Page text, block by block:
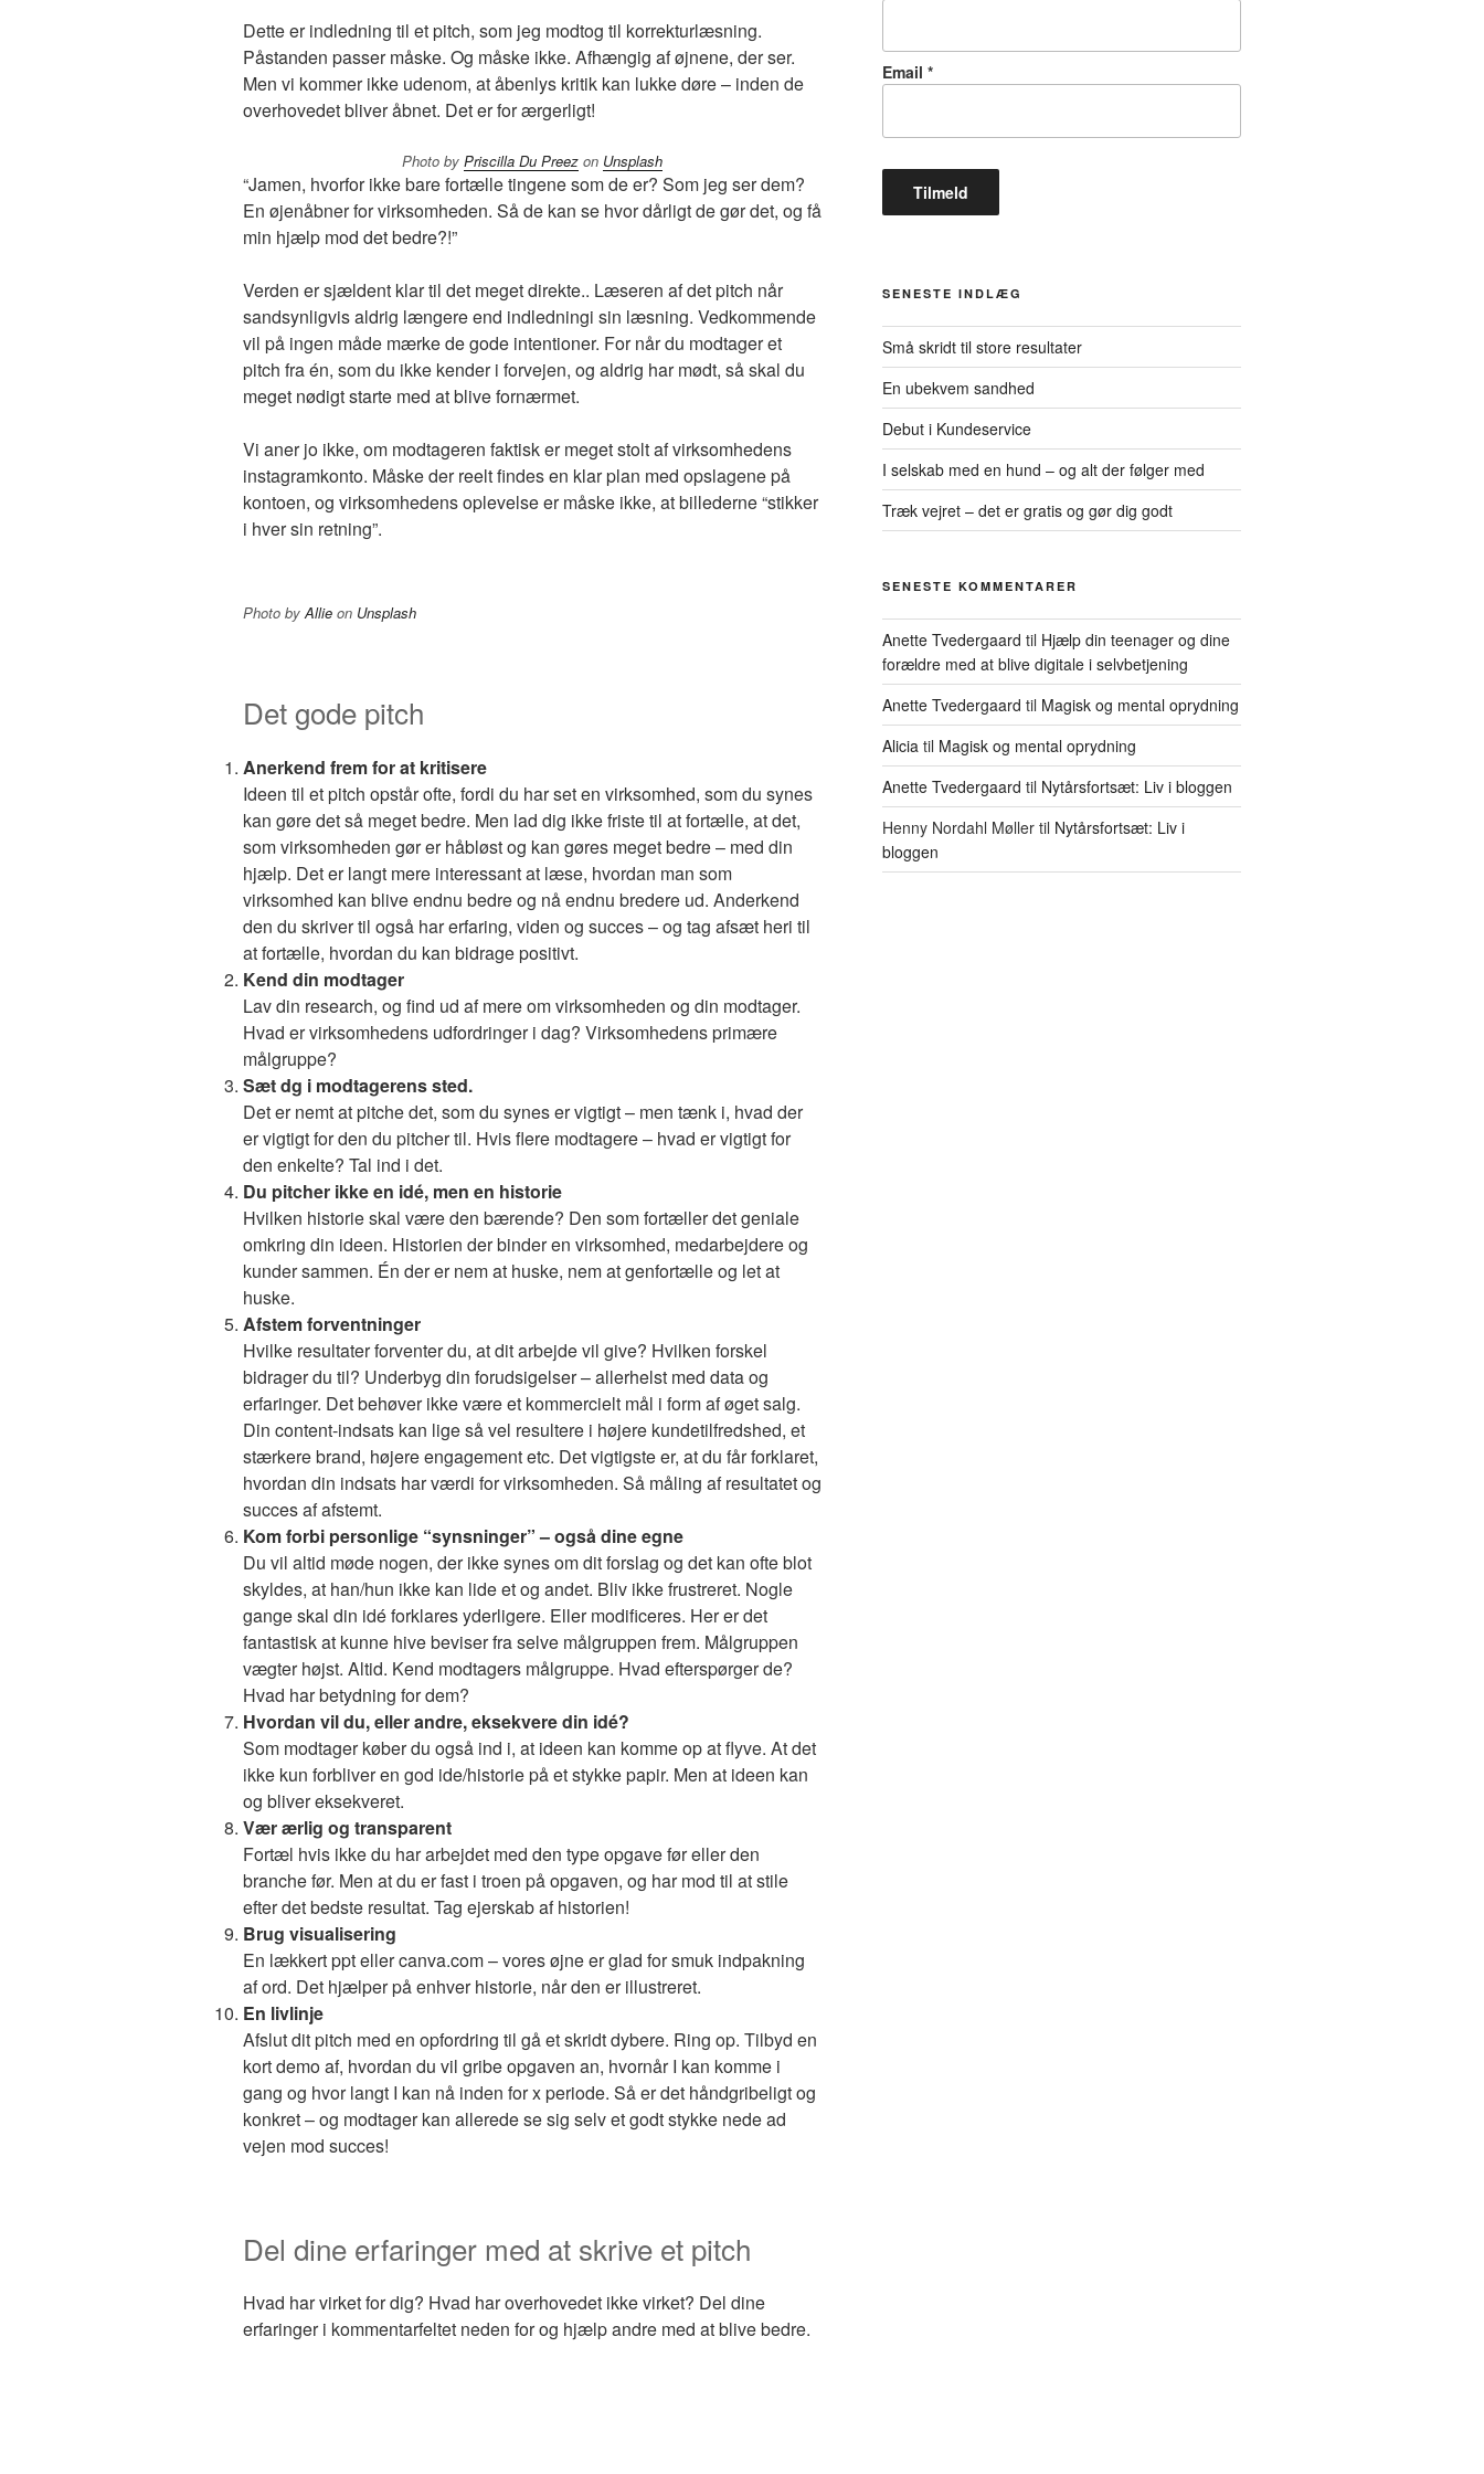
Dette er indledning til et pitch, som jeg modtog til korrekturlæsning.
Påstanden passer måske. Og måske ikke. Afhængig af øjnene, der ser.
Men vi kommer ikke udenom, at åbenlys kritik kan lukke døre – inden de
overhovedet bliver åbnet. Det er for ærgerligt!
Photo byPriscilla Du Preez on Unsplash
“Jamen, hvorfor ikke bare fortælle tingene som de er? Som jeg ser dem?
En øjenåbner for virksomheden. Så de kan se hvor dårligt de gør det, og få
min hjælp mod det bedre?!”
Verden er sjældent klar til det meget direkte.. Læseren af det pitch når
sandsynligvis aldrig længere end indledningi sin læsning. Vedkommende
vil på ingen måde mærke de gode intentioner. For når du modtager et
pitch fra én, som du ikke kender i forvejen, og aldrig har mødt, så skal du
meget nødigt starte med at blive fornærmet.
Vi aner jo ikke, om modtageren faktisk er meget stolt af virksomhedens
instagramkonto. Måske der reelt findes en klar plan med opslagene på
kontoen, og virksomhedens oplevelse er måske ikke, at billederne “stikker
i hver sin retning”.
Photo byAllie on Unsplash
Det gode pitch
Anerkend frem for at kritisere
Ideen til et pitch opstår ofte, fordi du har set en virksomhed, som du synes
kan gøre det så meget bedre. Men lad dig ikke friste til at fortælle, at det,
som virksomheden gør er håbløst og kan gøres meget bedre – med din
hjælp. Det er langt mere interessant at læse, hvordan man som
virksomhed kan blive endnu bedre og nå endnu bredere ud. Anderkend
den du skriver til også har erfaring, viden og succes – og tag afsæt heri til
at fortælle, hvordan du kan bidrage positivt.
Kend din modtager
Lav din research, og find ud af mere om virksomheden og din modtager.
Hvad er virksomhedens udfordringer i dag? Virksomhedens primære
målgruppe?
Sæt dg i modtagerens sted.
Det er nemt at pitche det, som du synes er vigtigt – men tænk i, hvad der
er vigtigt for den du pitcher til. Hvis flere modtagere – hvad er vigtigt for
den enkelte? Tal ind i det.
Du pitcher ikke en idé, men en historie
Hvilken historie skal være den bærende? Den som fortæller det geniale
omkring din ideen. Historien der binder en virksomhed, medarbejdere og
kunder sammen. Én der er nem at huske, nem at genfortælle og let at
huske.
Afstem forventninger
Hvilke resultater forventer du, at dit arbejde vil give? Hvilken forskel
bidrager du til? Underbyg din forudsigelser – allerhelst med data og
erfaringer. Det behøver ikke være et kommercielt mål i form af øget salg.
Din content-indsats kan lige så vel resultere i højere kundetilfredshed, et
stærkere brand, højere engagement etc. Det vigtigste er, at du får forklaret,
hvordan din indsats har værdi for virksomheden. Så måling af resultatet og
succes af afstemt.
Kom forbi personlige “synsninger” – også dine egne
Du vil altid møde nogen, der ikke synes om dit forslag og det kan ofte blot
skyldes, at han/hun ikke kan lide et og andet. Bliv ikke frustreret. Nogle
gange skal din idé forklares yderligere. Eller modificeres. Her er det
fantastisk at kunne hive beviser fra selve målgruppen frem. Målgruppen
vægter højst. Altid. Kend modtagers målgruppe. Hvad efterspørger de?
Hvad har betydning for dem?
Hvordan vil du, eller andre, eksekvere din idé?
Som modtager køber du også ind i, at ideen kan komme op at flyve. At det
ikke kun forbliver en god ide/historie på et stykke papir. Men at ideen kan
og bliver eksekveret.
Vær ærlig og transparent
Fortæl hvis ikke du har arbejdet med den type opgave før eller den
branche før. Men at du er fast i troen på opgaven, og har mod til at stile
efter det bedste resultat. Tag ejerskab af historien!
Brug visualisering
En lækkert ppt eller canva.com – vores øjne er glad for smuk indpakning
af ord. Det hjælper på enhver historie, når den er illustreret.
En livlinje
Afslut dit pitch med en opfordring til gå et skridt dybere. Ring op. Tilbyd en
kort demo af, hvordan du vil gribe opgaven an, hvornår I kan komme i
gang og hvor langt I kan nå inden for x periode. Så er det håndgribeligt og
konkret – og modtager kan allerede se sig selv et godt stykke nede ad
vejen mod succes!
Del dine erfaringer med at skrive et pitch
Hvad har virket for dig? Hvad har overhovedet ikke virket? Del dine
erfaringer i kommentarfeltet neden for og hjælp andre med at blive bedre.
Email *
SENESTE INDLÆG
Små skridt til store resultater
En ubekvem sandhed
Debut i Kundeservice
I selskab med en hund – og alt der følger med
Træk vejret – det er gratis og gør dig godt
SENESTE KOMMENTARER
Anette Tvedergaard til Hjælp din teenager og dine
forældre med at blive digitale i selvbetjening
Anette Tvedergaard til Magisk og mental oprydning
Alicia til Magisk og mental oprydning
Anette Tvedergaard til Nytårsfortsæt: Liv i bloggen
Henny Nordahl Møllertil Nytårsfortsæt: Liv i
bloggen